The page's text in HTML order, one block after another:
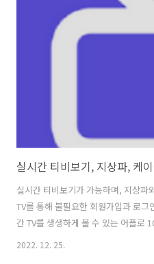
콘텐츠를 모두 즐길 수 있으며, 나에
검색할 수 있고, 다양한 메뉴의 바로
실시간 티비보기, 지상파, 케
실시간 티비보기가 가능하며, 지상파
TV를 통해 불필요한 회원가입과 로그
간 TV를 생생하게 볼 수 있는 어플로
널을 고화질 온에어로 시청이 가능합
2022. 12. 25.